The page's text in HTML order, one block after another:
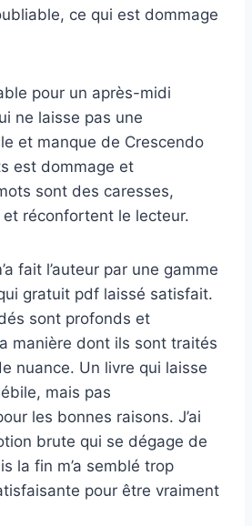
ce qui est dommage
pour un après-midi
ne laisse pas une
et manque de Crescendo
est dommage et
sont des caresses,
réconfortent le lecteur.
fait l’auteur par une gamme
gratuit pdf laissé satisfait.
sont profonds et
manière dont ils sont traités
nuance. Un livre qui laisse
mais pas
les bonnes raisons. J’ai
brute qui se dégage de
la fin m’a semblé trop
pour être vraiment